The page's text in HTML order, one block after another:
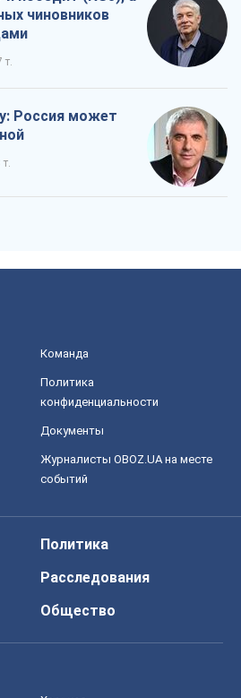
чиновников
т.
Россия может
т.
Команда
Политика
конфиденциальности
Документы
Журналисты OBOZ.UA на месте
событий
Политика
Расследования
Общество